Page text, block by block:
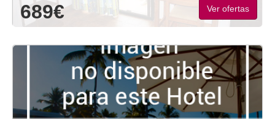
689€ Ver ofertas